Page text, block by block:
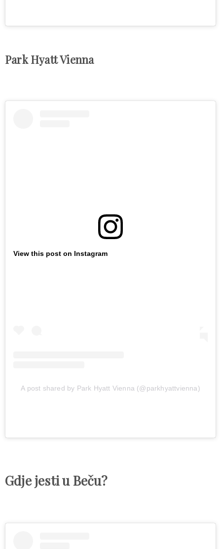
Park Hyatt Vienna
View this post on Instagram
A post shared by Park Hyatt Vienna (@parkhyattvienna)
Gdje jesti u Beču?